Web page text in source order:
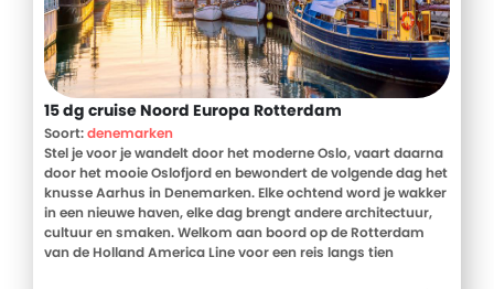
15 dg cruise Noord Europa Rotterdam
Soort:denemarken
Stel je voor je wandelt door het moderne Oslo, vaart daarna
door het mooie Oslofjord en bewondert de volgende dag het
knusse Aarhus in Denemarken. Elke ochtend word je wakker
in een nieuwe haven, elke dag brengt andere architectuur,
cultuur en smaken. Welkom aan boord op de Rotterdam
van de Holland America Line voor een reis langs tien